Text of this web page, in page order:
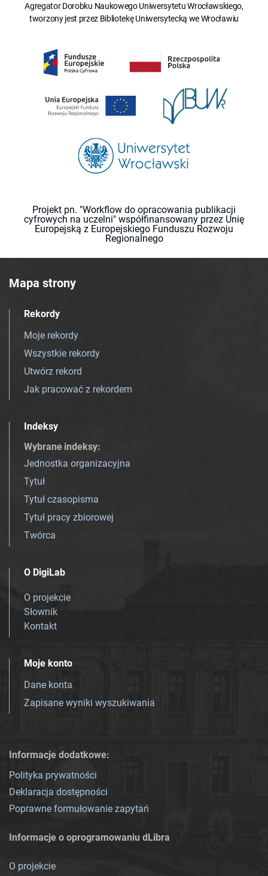
Agregator Dorobku Naukowego Uniwersytetu Wrocławskiego,
tworzony jest przez Bibliotekę Uniwersytecką we Wrocławiu
Projekt pn. "Workflow do opracowania publikacji
cyfrowych na uczelni" współfinansowany przez Unię
Europejską z Europejskiego Funduszu Rozwoju
Regionalnego
Mapa strony
Rekordy
Moje rekordy
Wszystkie rekordy
Utwórz rekord
Jak pracować z rekordem
Indeksy
Wybrane indeksy:
Jednostka organizacyjna
Tytuł
Tytuł czasopisma
Tytuł pracy zbiorowej
Twórca
O DigiLab
O projekcie
Słownik
Kontakt
Moje konto
Dane konta
Zapisane wyniki wyszukiwania
Informacje dodatkowe:
Polityka prywatności
Deklaracja dostępności
Poprawne formułowanie zapytań
Informacje o oprogramowaniu dLibra
O projekcie